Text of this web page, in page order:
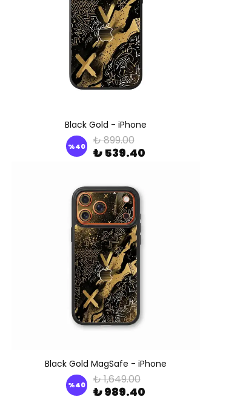
Black Gold - iPhone
%40 ₺ 899.00
₺ 539.40
Black Gold MagSafe - iPhone
%40 ₺ 1,649.00
₺ 989.40